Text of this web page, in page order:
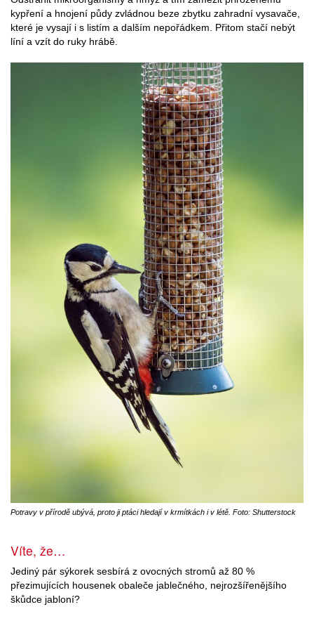
kypření a hnojení půdy zvládnou beze zbytku zahradní vysavače,
které je vysají i s listím a dalším nepořádkem. Přitom stačí nebýt
líní a vzít do ruky hrábě.
Potravy v přírodě ubývá, proto ji ptáci hledají v krmítkách i v létě. Foto: Shutterstock
Víte, že…
Jediný pár sýkorek sesbírá z ovocných stromů až 80 %
přezimujících housenek obaleče jablečného, nejrozšířenějšího
škůdce jabloní?